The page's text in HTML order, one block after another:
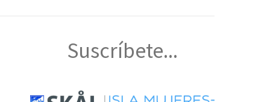
Suscríbete...